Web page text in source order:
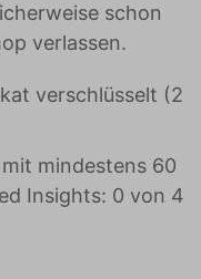
schon
verlassen.
verschlüsselt (2
mindestens 60
Insights: 0 von 4